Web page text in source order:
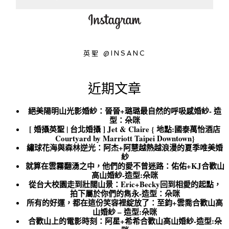
英聖 @INSANC
近期文章
絕美陽明山光影婚紗：晉晉+璐璐最自然的呼吸感婚紗- 造
型：朵咪
[ 婚攝英聖 | 台北婚攝 ] Jet & Claire { 地點:國泰萬怡酒店
Courtyard by Marriott Taipei Downtown}
繡球花海與森林逆光：阿杰+阿慧越熱越浪漫的夏季唯美婚
紗
就算在雲霧翻湧之中，他們的愛不曾迷路：佑佑+KJ合歡山
高山婚紗-造型:朵咪
從台大校園走到壯闊山景：Eric+Becky回到相愛的起點，
拍下屬於你們的雋永-造型：朵咪
所有的好運，都在這份笑容裡綻放了：至鈞+雲喬合歡山高
山婚紗 – 造型:朵咪
合歡山上的電影時刻：阿星+希希合歡山高山婚紗-造型:朵